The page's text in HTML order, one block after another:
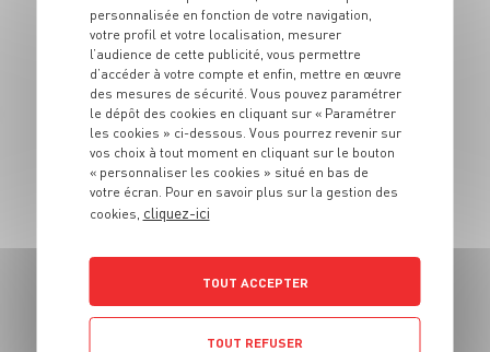
PLAT
Conchiglies farcies
au roquefort et aux
poires
4 pers.
personnalisée en fonction de votre navigation,
votre profil et votre localisation, mesurer
l’audience de cette publicité, vous permettre
d’accéder à votre compte et enfin, mettre en œuvre
des mesures de sécurité. Vous pouvez paramétrer
le dépôt des cookies en cliquant sur « Paramétrer
les cookies » ci-dessous. Vous pourrez revenir sur
vos choix à tout moment en cliquant sur le bouton
« personnaliser les cookies » situé en bas de
votre écran. Pour en savoir plus sur la gestion des
cookies, cliquez-ici
TOUT ACCEPTER
TOUT REFUSER